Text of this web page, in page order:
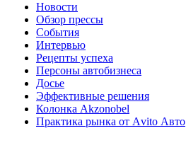
Новости
Обзор прессы
События
Интервью
Рецепты успеха
Персоны автобизнеса
Досье
Эффективные решения
Колонка Akzonobel
Практика рынка от Аvito Авто